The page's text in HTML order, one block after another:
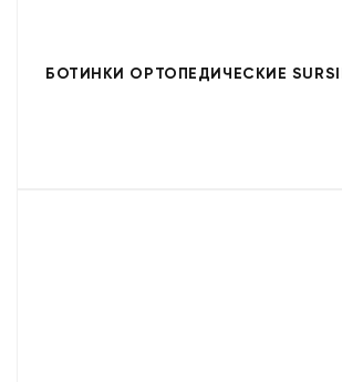
БОТИНКИ ОРТОПЕДИЧЕСКИЕ